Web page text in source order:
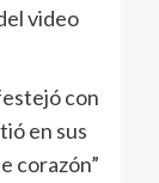
video
con
en sus
corazón”